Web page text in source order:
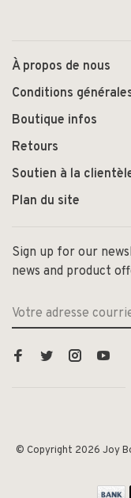
À propos de nous
Conditions
Boutique infos
Retours
Soutien à la
Plan du site
Sign up for our
news and product
© Copyright 2026 Joy